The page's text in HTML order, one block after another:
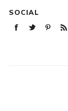
SOCIAL